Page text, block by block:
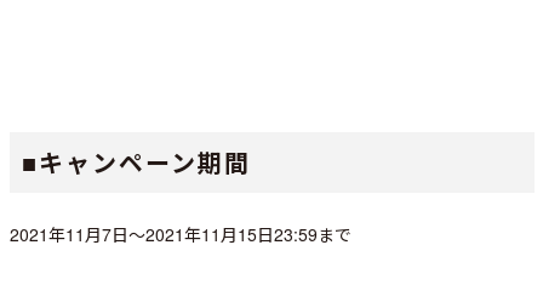
■キャンペーン期間
2021年11月7日～2021年11月15日23:59まで